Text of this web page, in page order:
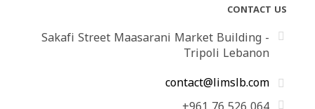
CONTACT US
Sakafi Street Maasarani Market Building -
Tripoli Lebanon
contact@limslb.com